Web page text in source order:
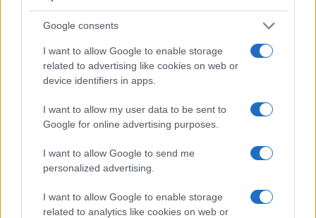
Google consents
I want to allow Google to enable storage
related to advertising like cookies on web or
device identifiers in apps.
I want to allow my user data to be sent to
Google for online advertising purposes.
I want to allow Google to send me
personalized advertising.
I want to allow Google to enable storage
related to analytics like cookies on web or
nella Senna
Francesca Lombardi · 8 Ago 2026
FITNESS